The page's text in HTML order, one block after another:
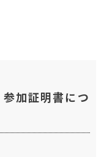
加証明書につ